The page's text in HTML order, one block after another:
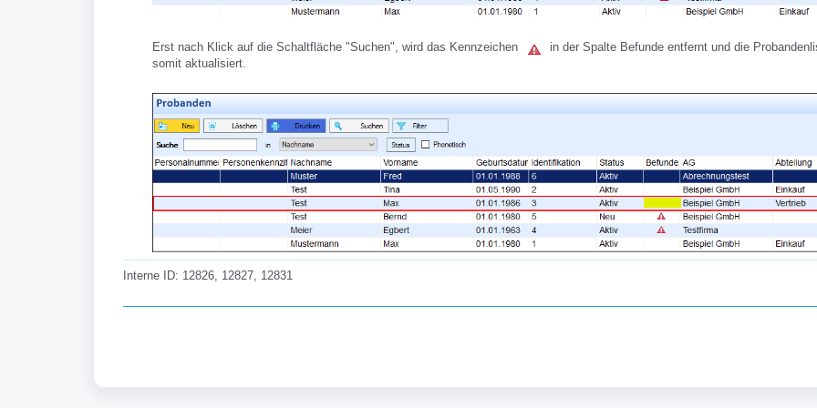
Erst nach Klick auf die Schaltfläche "Suchen", wird das Kennzeichen
in der Spalte Befunde entfernt und die
somit aktualisiert.
Interne ID: 12826, 12827, 12831